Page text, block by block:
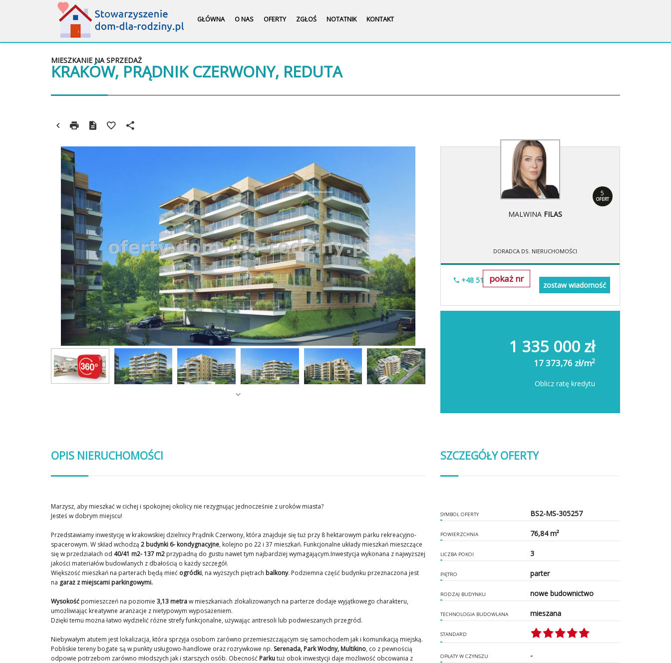
GŁÓWNA O NAS OFERTY ZGŁOŚ NOTATNIK KONTAKT
KRAKÓW, PRĄDNIK CZERWONY, REDUTA
MIESZKANIE NA SPRZEDAŻ
5
OFERT
MALWINA FILAS
DORADCA DS. NIERUCHOMOŚCI
pokaż nr
+48 518-706-518
zostaw wiadomość
1 335 000 zł
17 373,76 zł/m2
Oblicz ratę kredytu
OPIS NIERUCHOMOŚCI
Marzysz, aby mieszkać w cichej i spokojnej okolicy nie rezygnując jednocześnie z uroków miasta?
Jesteś w dobrym miejscu!
Przedstawiamy inwestycję w krakowskiej dzielnicy Prądnik Czerwony, która znajduje się tuż przy 8 hektarowym parku rekreacyjno-
spacerowym. W skład wchodzą 2 budynki 6- kondygnacyjne, kolejno po 22 i 37 mieszkań. Funkcjonalne układy mieszkań mieszczące
się w przedziałach od 40/41 m2- 137 m2 przypadną do gustu nawet tym najbardziej wymagającym.Inwestycja wykonana z najwyższej
jakości materiałów budowlanych z dbałością o każdy szczegół.
Większość mieszkań na parterach będą mieć ogródki, na wyższych piętrach balkony. Podziemna część budynku przeznaczona jest
na garaż z miejscami parkingowymi.
Wysokość pomieszczeń na poziomie 3,13 metraw mieszkaniach zlokalizowanych na parterze dodaje wyjątkowego charakteru,
umożliwiając kreatywne aranżacje z nietypowym wyposażeniem.
Dzięki temu można łatwo wydzielić różne strefy funkcjonalne, używając antresoli lub podwieszanych przegród.
Niebywałym atutem jest lokalizacja, która sprzyja osobom zarówno przemieszczającym się samochodem jak i komunikacją miejską.
Pobliskie tereny bogate są w punkty usługowo-handlowe oraz rozrywkowe np. Serenada, Park Wodny, Multikino, co z pewnością
odpowie potrzebom zarówno młodszych jak i starszych osób. Obecność Parkutuż obok inwestycji daje możliwość obcowania z
SZCZEGÓŁY OFERTY
SYMBOL OFERTY BS2-MS-305257
POWIERZCHNIA 76,84 m²
LICZBA POKOI 3
PIĘTRO parter
RODZAJ BUDYNKU nowe budownictwo
TECHNOLOGIA BUDOWLANA mieszana
STANDARD
OPŁATY W CZYNSZU -